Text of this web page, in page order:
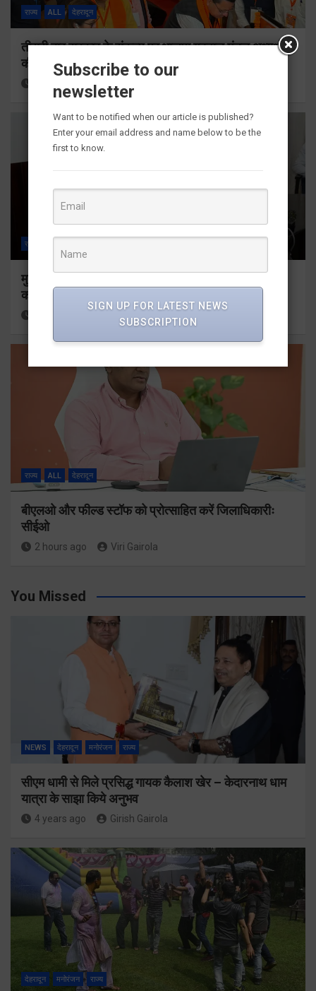
राज्य ALL देहरादून
तीसरी बार सरकार के संकल्प पर भाजपा गढ़वाल मंडल अध्यक्षों
की महत्वपूर्ण बैठक सम्पन्न
Viri Gairola
राज्य
मुख्यमंत्री ने 9 लाख 87 हजार 17 पेंशन लाभार्थियों को 146
करोड़ 32 लाख की पेंशन राशि का किया भुगतान
Viri Gairola
राज्य ALL देहरादून
बीएलओ और फील्ड स्टॉफ को प्रोत्साहित करें जिलाधिकारीः
सीईओ
2 hours ago Viri Gairola
You Missed
NEWS देहरादून मनोरंजन राज्य
सीएम धामी से मिले प्रसिद्ध गायक कैलाश खेर – केदारनाथ धाम
यात्रा के साझा किये अनुभव
4 years ago Girish Gairola
देहरादून मनोरंजन राज्य
Subscribe to our
newsletter
Want to be notified when our article is published?
Enter your email address and name below to be the
first to know.
SIGN UP FOR LATEST NEWS
SUBSCRIPTION